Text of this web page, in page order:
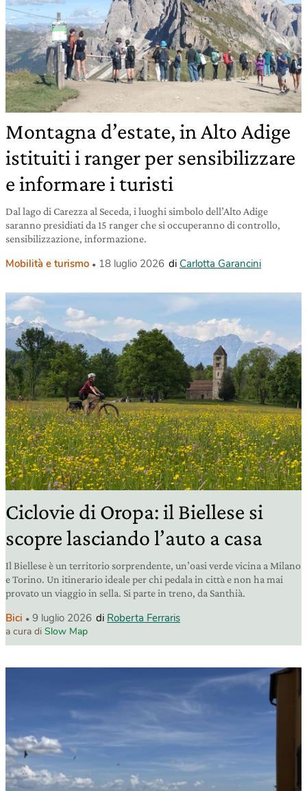
Montagna d’estate, in Alto Adige
istituiti i ranger per sensibilizzare
e informare i turisti
Dal lago di Carezza al Seceda, i luoghi simbolo dell’Alto Adige
saranno presidiati da 15 ranger che si occuperanno di controllo,
sensibilizzazione, informazione.
Mobilità e turismo 18 luglio 2026 di Carlotta Garancini
Ciclovie di Oropa: il Biellese si
scopre lasciando l’auto a casa
Il Biellese è un territorio sorprendente, un’oasi verde vicina a Milano
e Torino. Un itinerario ideale per chi pedala in città e non ha mai
provato un viaggio in sella. Si parte in treno, da Santhià.
Bici 9 luglio 2026 di Roberta Ferraris
a cura di Slow Map